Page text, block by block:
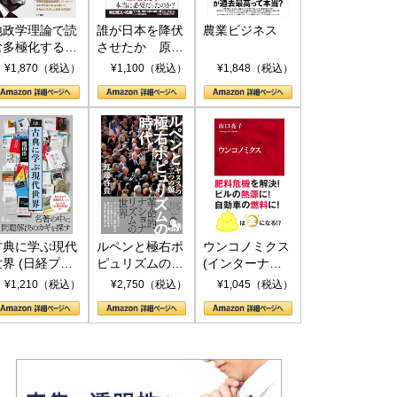
政学理論で読
多極化する世
トランプと
¥1,870（税込）
誰が日本を降伏
させたか 原爆
投下、ソ連参
(PHP新書)
¥1,100（税込）
農業ビジネス
¥1,848（税込）
典に学ぶ現代
界 (日経プレ
アシリーズ)
¥1,210（税込）
ルペンと極右ポ
ピュリズムの時
代：〈ヤヌス〉
¥2,750（税込）
ウンコノミクス
(インターナシ
ョナル新書)
¥1,045（税込）